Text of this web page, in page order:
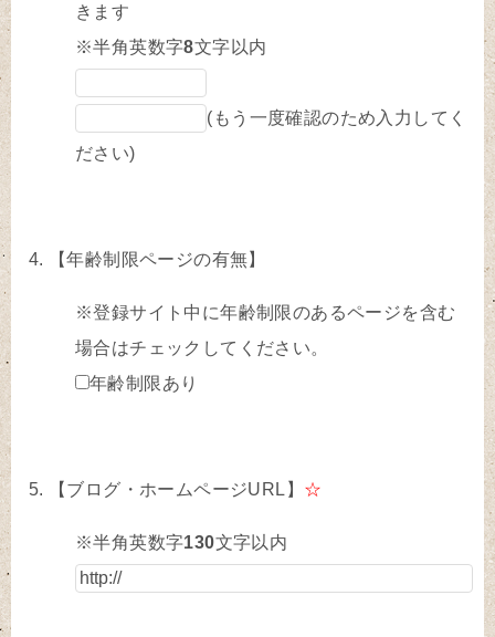
きます
※半角英数字8文字以内
(もう一度確認のため入力してく
ださい)
【年齢制限ページの有無】
※登録サイト中に年齢制限のあるページを含む
場合はチェックしてください。
年齢制限あり
【ブログ・ホームページURL】 ☆
※半角英数字130文字以内